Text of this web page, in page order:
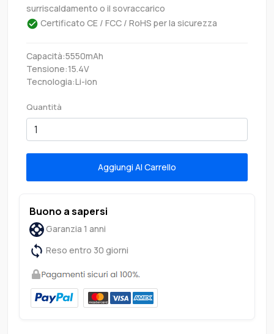
surriscaldamento o il sovraccarico
Certificato CE / FCC / RoHS per la sicurezza
Capacità:5550mAh
Tensione:15.4V
Tecnologia:Li-ion
Quantità
Aggiungi Al Carrello
Buono a sapersi
Garanzia 1 anni
Reso entro 30 giorni